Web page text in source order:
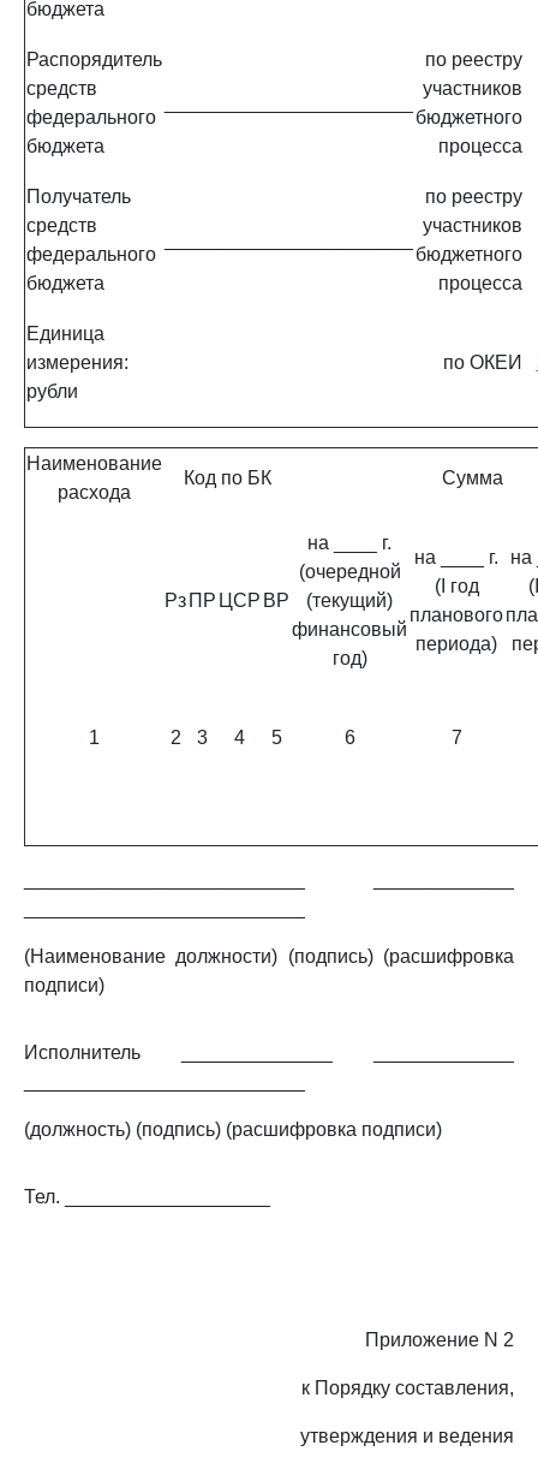
бюджета
Распорядитель
средств
федерального
бюджета
по реестру
участников
бюджетного
процесса
Получатель
средств
федерального
бюджета
по реестру
участников
бюджетного
процесса
Единица
измерения:
рубли
по ОКЕИ
Наименование
расхода
Код по БК Сумма
Рз ПР ЦСР ВР
на ____ г.
(очередной
(текущий)
финансовый
год)
на ____ г.
(I год
планового
периода)
на
1 2 3 4 5 6 7
(Наименование должности) (подпись) (расшифровка
подписи)
Исполнитель ______________ _____________
(должность) (подпись) (расшифровка подписи)
Тел. ___________________
Приложение N 2
к Порядку составления,
утверждения и ведения